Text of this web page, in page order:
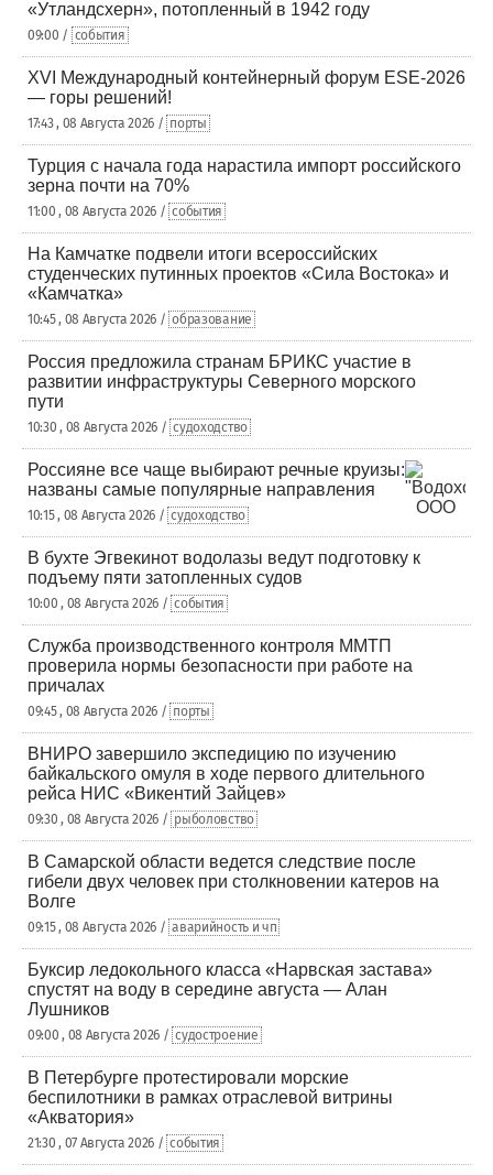
«Утландсхерн», потопленный в 1942 году
09:00 / события
XVI Международный контейнерный форум ESE-2026
— горы решений!
17:43 , 08 Августа 2026 / порты
Турция с начала года нарастила импорт российского
зерна почти на 70%
11:00 , 08 Августа 2026 / события
На Камчатке подвели итоги всероссийских
студенческих путинных проектов «Сила Востока» и
«Камчатка»
10:45 , 08 Августа 2026 / образование
Россия предложила странам БРИКС участие в
развитии инфраструктуры Северного морского
пути
10:30 , 08 Августа 2026 / судоходство
Россияне все чаще выбирают речные круизы:
названы самые популярные направления
10:15 , 08 Августа 2026 / судоходство
В бухте Эгвекинот водолазы ведут подготовку к
подъему пяти затопленных судов
10:00 , 08 Августа 2026 / события
Служба производственного контроля ММТП
проверила нормы безопасности при работе на
причалах
09:45 , 08 Августа 2026 / порты
ВНИРО завершило экспедицию по изучению
байкальского омуля в ходе первого длительного
рейса НИС «Викентий Зайцев»
09:30 , 08 Августа 2026 / рыболовство
В Самарской области ведется следствие после
гибели двух человек при столкновении катеров на
Волге
09:15 , 08 Августа 2026 / аварийность и чп
Буксир ледокольного класса «Нарвская застава»
спустят на воду в середине августа — Алан
Лушников
09:00 , 08 Августа 2026 / судостроение
В Петербурге протестировали морские
беспилотники в рамках отраслевой витрины
«Акватория»
21:30 , 07 Августа 2026 / события